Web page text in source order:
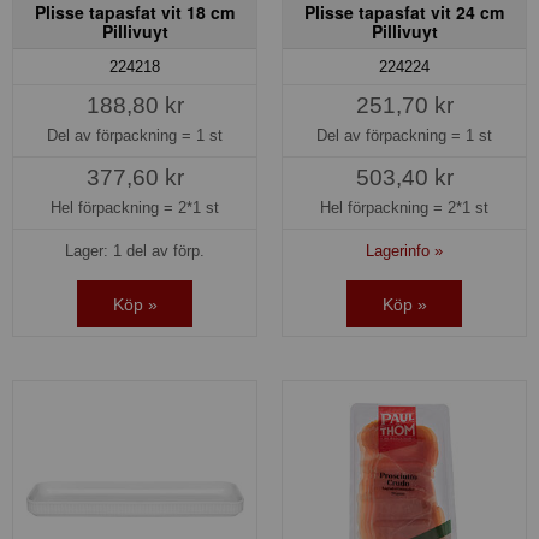
Plisse tapasfat vit 18 cm
Pillivuyt
224218
188,80 kr
Del av förpackning = 1 st
377,60 kr
Hel förpackning = 2*1 st
Lager: 1 del av förp.
Köp »
Plisse tapasfat vit 24 cm
Pillivuyt
224224
251,70 kr
Del av förpackning = 1 st
503,40 kr
Hel förpackning = 2*1 st
Lagerinfo »
Köp »